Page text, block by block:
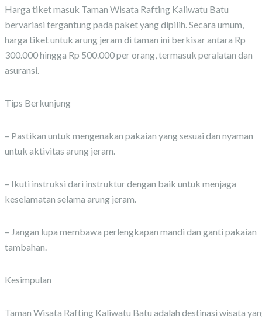
Harga tiket masuk Taman Wisata Rafting Kaliwatu Batu
bervariasi tergantung pada paket yang dipilih. Secara umum,
harga tiket untuk arung jeram di taman ini berkisar antara Rp
300.000 hingga Rp 500.000 per orang, termasuk peralatan dan
asuransi.
Tips Berkunjung
– Pastikan untuk mengenakan pakaian yang sesuai dan nyaman
untuk aktivitas arung jeram.
– Ikuti instruksi dari instruktur dengan baik untuk menjaga
keselamatan selama arung jeram.
– Jangan lupa membawa perlengkapan mandi dan ganti pakaian
tambahan.
Kesimpulan
Taman Wisata Rafting Kaliwatu Batu adalah destinasi wisata